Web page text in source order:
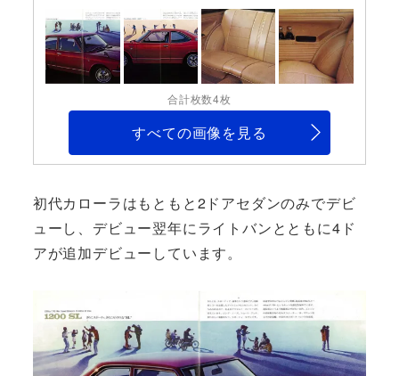
合計枚数4枚
すべての画像を見る
初代カローラはもともと2ドアセダンのみでデビ
ューし、デビュー翌年にライトバンとともに4ド
アが追加デビューしています。